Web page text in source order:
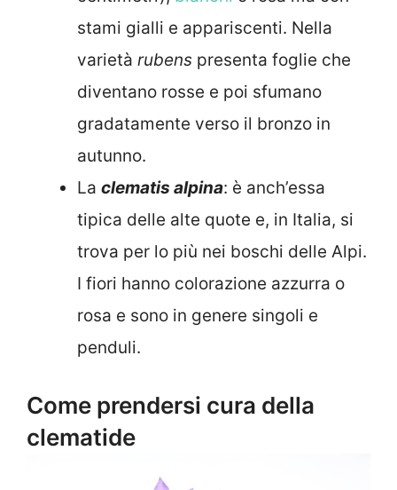
stami gialli e appariscenti. Nella
varietà rubens presenta foglie che
diventano rosse e poi sfumano
gradatamente verso il bronzo in
autunno.
La clematis alpina: è anch’essa
tipica delle alte quote e, in Italia, si
trova per lo più nei boschi delle Alpi.
I fiori hanno colorazione azzurra o
rosa e sono in genere singoli e
penduli.
Come prendersi cura della
clematide